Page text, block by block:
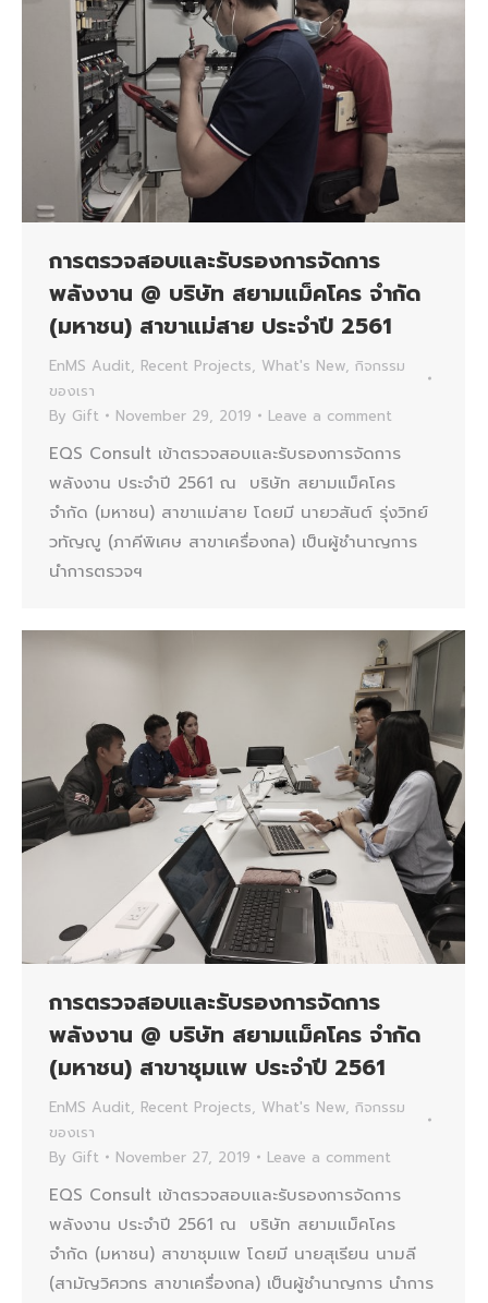
การตรวจสอบและรับรองการจัดการ
พลังงาน @ บริษัท สยามแม็คโคร จำกัด
(มหาชน) สาขาแม่สาย ประจำปี 2561
EnMS Audit, Recent Projects, What's New, กิจกรรม
ของเรา
By Gift November 29, 2019 Leave a comment
EQS Consult เข้าตรวจสอบและรับรองการจัดการ
พลังงาน ประจำปี 2561 ณ บริษัท สยามแม็คโคร
จำกัด (มหาชน) สาขาแม่สาย โดยมี นายวสันต์ รุ่งวิทย์
วทัญญู (ภาคีพิเศษ สาขาเครื่องกล) เป็นผู้ชำนาญการ
นำการตรวจฯ
การตรวจสอบและรับรองการจัดการ
พลังงาน @ บริษัท สยามแม็คโคร จำกัด
(มหาชน) สาขาชุมแพ ประจำปี 2561
EnMS Audit, Recent Projects, What's New, กิจกรรม
ของเรา
By Gift November 27, 2019 Leave a comment
EQS Consult เข้าตรวจสอบและรับรองการจัดการ
พลังงาน ประจำปี 2561 ณ บริษัท สยามแม็คโคร
จำกัด (มหาชน) สาขาชุมแพ โดยมี นายสุเรียน นามลี
(สามัญวิศวกร สาขาเครื่องกล) เป็นผู้ชำนาญการ นำการ